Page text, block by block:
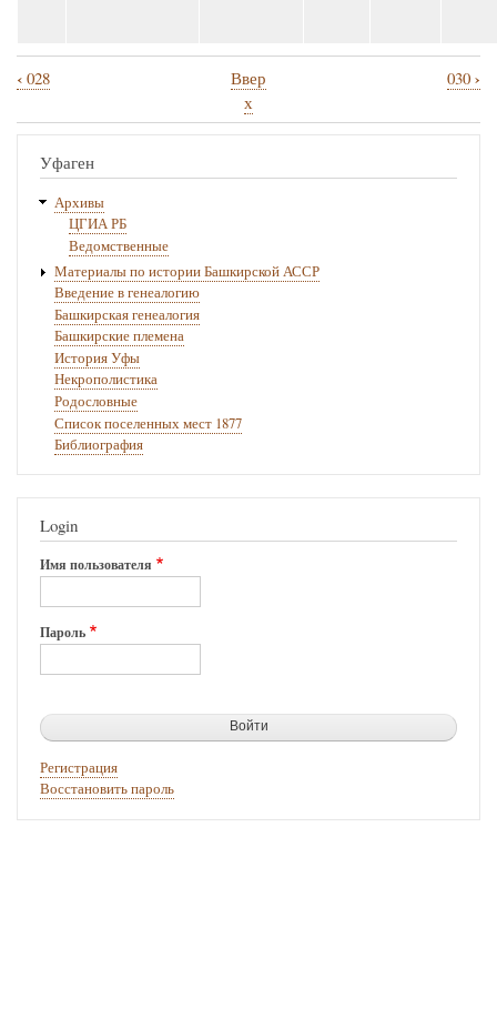
Перекрёстные
ссылки
книги
для
‹ 028
Ввер
х
030 ›
Уфаген
Архивы
ЦГИА РБ
Ведомственные
Материалы по истории Башкирской АССР
Введение в генеалогию
Башкирская генеалогия
Башкирские племена
История Уфы
Некрополистика
Родословные
Список поселенных мест 1877
Библиография
Login
Имя пользователя
Пароль
Регистрация
Восстановить пароль